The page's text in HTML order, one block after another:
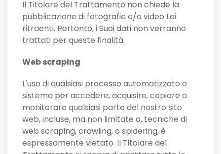
Il Titolare del Trattamento non chiede la
pubblicazione di fotografie e/o video Lei
ritraenti. Pertanto, i Suoi dati non verranno
trattati per queste finalità.
Web scraping
L'uso di qualsiasi processo automatizzato o
sistema per accedere, acquisire, copiare o
monitorare qualsiasi parte del nostro sito
web, incluse, ma non limitate a, tecniche di
web scraping, crawling, o spidering, è
espressamente vietato. Il Titolare del